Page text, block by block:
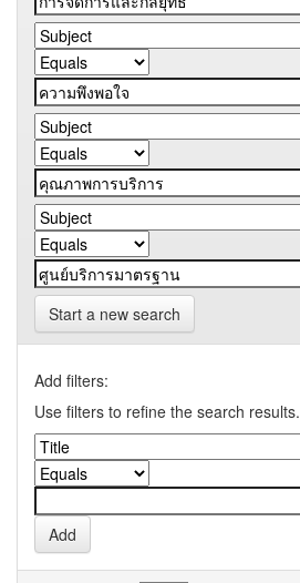
Start a new search
Add filters:
Use filters to refine the search results.